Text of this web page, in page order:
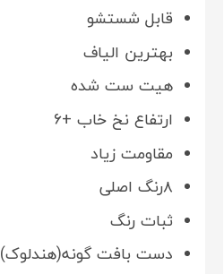
قابل شستشو
بهترین الیاف
هیت ست شده
ارتفاع نخ خاب +۶
مقاومت زیاد
۸رنگ اصلی
ثبات رنگ
دست بافت گونه(هندلوک)